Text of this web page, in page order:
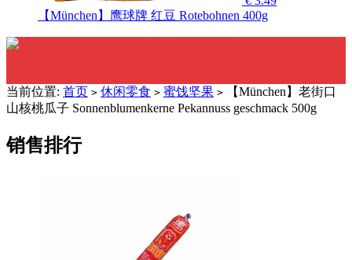
【München】鹰球牌 红豆 Rotebohnen 400g
当前位置: 首页 > 休闲零食 > 蜜饯坚果 > 【München】老街口
山核桃瓜子 Sonnenblumenkerne Pekannuss geschmack 500g
销售排行